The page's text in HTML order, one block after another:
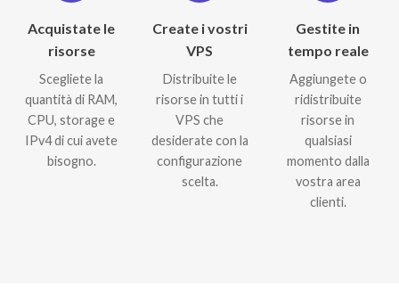
Acquistate le
risorse
Scegliete la
quantità di RAM,
CPU, storage e
IPv4 di cui avete
bisogno.
Create i vostri
VPS
Distribuite le
risorse in tutti i
VPS che
desiderate con la
configurazione
scelta.
Gestite in
tempo reale
Aggiungete o
ridistribuite
risorse in
qualsiasi
momento dalla
vostra area
clienti.